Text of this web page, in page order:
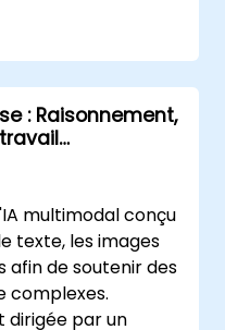
: Raisonnement,
multimodal conçu
texte, les images
de soutenir des
complexes.
par un